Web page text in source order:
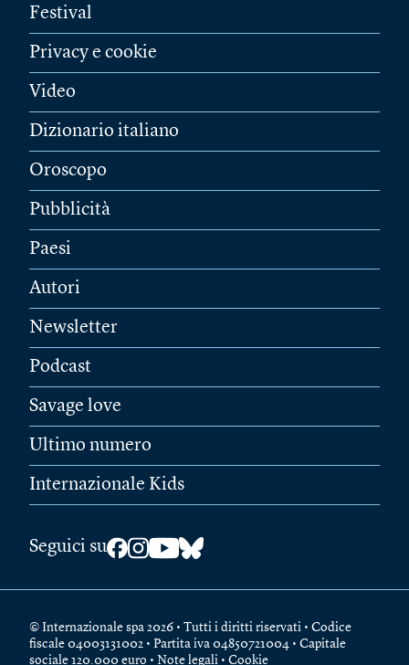
Festival
Privacy e cookie
Video
Dizionario italiano
Oroscopo
Pubblicità
Paesi
Autori
Newsletter
Podcast
Savage love
Ultimo numero
Internazionale Kids
Seguici su
© Internazionale spa 2026 • Tutti i diritti riservati • Codice
fiscale 04003131002 • Partita iva 04850721004 • Capitale
sociale 120.000 euro • Note legali • Cookie